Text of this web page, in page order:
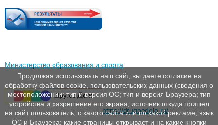
Министерство образования и спорта
https://drugoedelo.ru/
Продолжая использовать наш сайт, вы даете согласие на
обработку файлов cookie, пользовательских данных (сведения о
местоположении; тип и версия ОС; тип и версия Браузера; тип
устройства и разрешение его экрана; источник откуда пришел
на сайт пользователь; с какого сайта или по какой рекламе; язык
ОС и Браузера; какие страницы открывает и на какие кнопки